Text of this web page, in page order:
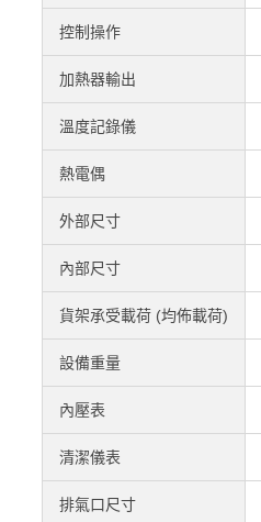
控制操作
加熱器輸出
溫度記錄儀
熱電偶
外部尺寸
內部尺寸
貨架承受載荷 (均佈載荷)
設備重量
內壓表
清潔儀表
排氣口尺寸